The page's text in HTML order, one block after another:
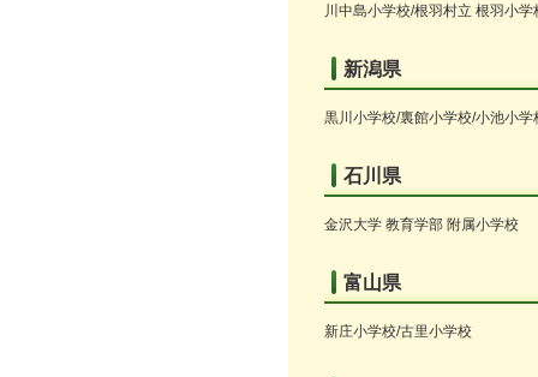
川中島小学校/根羽村立 根羽小
新潟県
黒川小学校/裏館小学校/小池小
石川県
金沢大学 教育学部 附属小学校
富山県
新庄小学校/古里小学校